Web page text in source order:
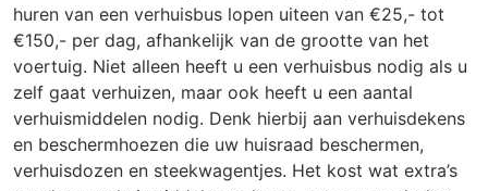
Klantenservice
huren van een verhuisbus lopen uiteen van €25,- tot
€150,- per dag, afhankelijk van de grootte van het
voertuig. Niet alleen heeft u een verhuisbus nodig als u
zelf gaat verhuizen, maar ook heeft u een aantal
verhuismiddelen nodig. Denk hierbij aan verhuisdekens
en beschermhoezen die uw huisraad beschermen,
verhuisdozen en steekwagentjes. Het kost wat extra’s